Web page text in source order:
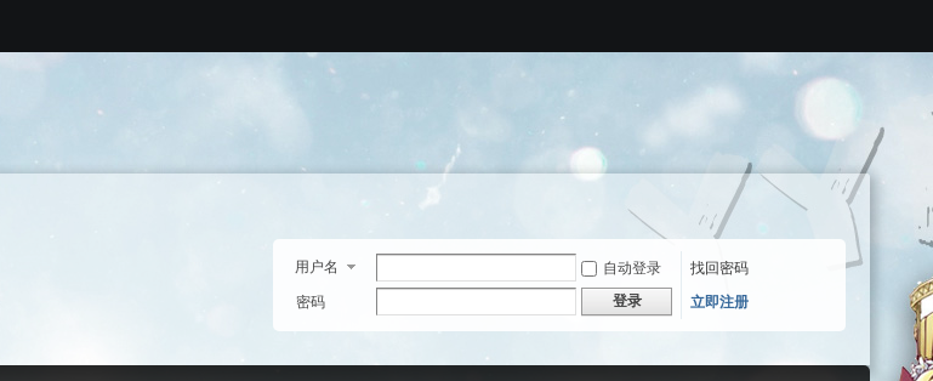
用户名 自动登录
找回密码
密码
登录 立即注册